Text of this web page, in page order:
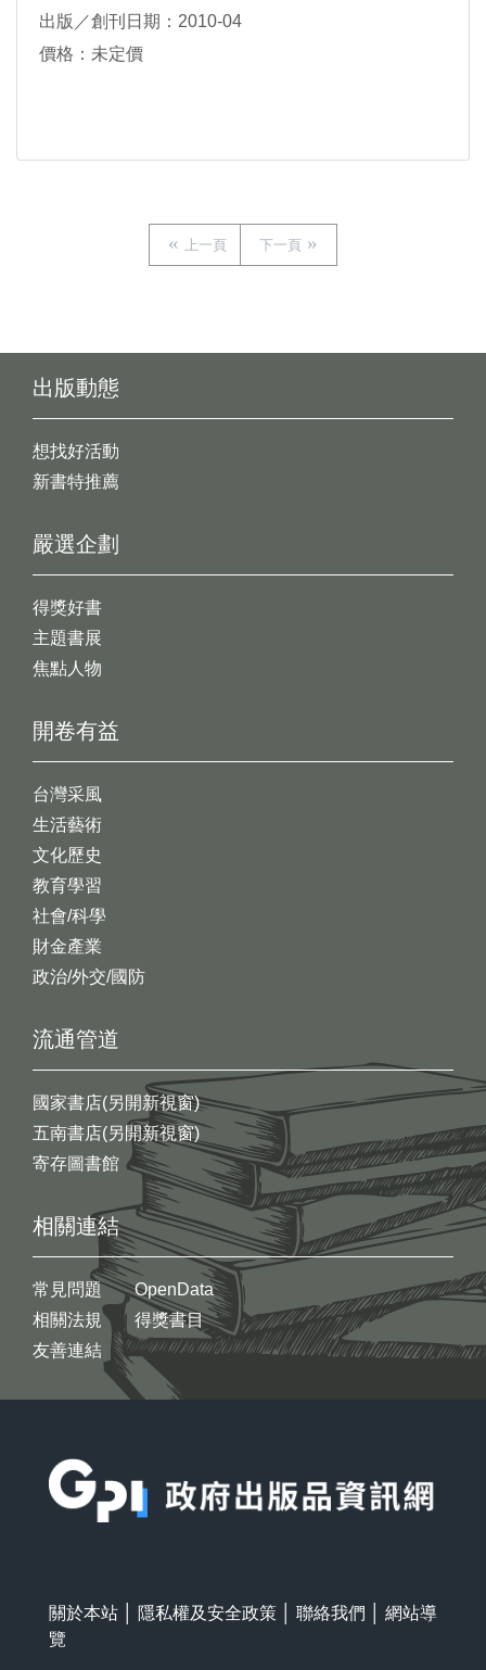
出版／創刊日期：2010-04
價格：未定價
上一頁 下一頁
出版動態
想找好活動
新書特推薦
開卷有益
台灣采風
生活藝術
文化歷史
教育學習
社會/科學
財金產業
政治/外交/國防
嚴選企劃
得獎好書
主題書展
焦點人物
流通管道
國家書店(另開新視窗)
五南書店(另開新視窗)
寄存圖書館
相關連結
常見問題
相關法規
友善連結
OpenData
得獎書目
關於本站 隱私權及安全政策 聯絡我們
網站導
覽